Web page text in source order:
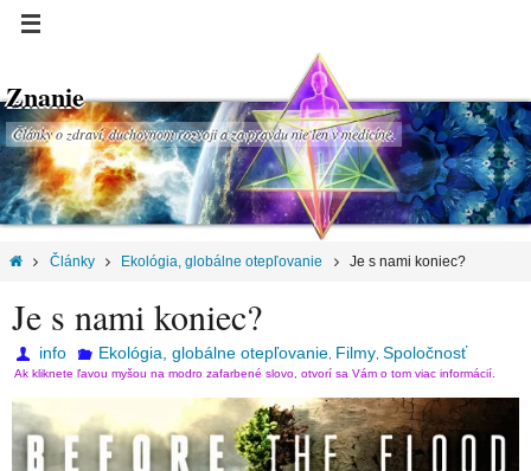
Znanie
Články o zdraví, duchovnom rozvoji a za pravdu nie len v medicíne.
Články Ekológia, globálne otepľovanie Je s nami koniec?
Je s nami koniec?
info Ekológia, globálne otepľovanie, Filmy, Spoločnosť
Ak kliknete ľavou myšou na modro zafarbené slovo, otvorí sa Vám o tom viac informácií.